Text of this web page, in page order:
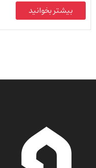
بیشتر بخوانید